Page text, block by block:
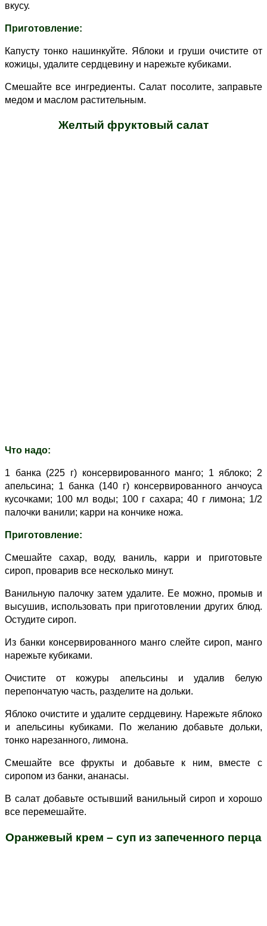
вкусу.
Приготовление:
Капусту тонко нашинкуйте. Яблоки и груши очистите от
кожицы, удалите сердцевину и нарежьте кубиками.
Смешайте все ингредиенты. Салат посолите, заправьте
медом и маслом растительным.
Желтый фруктовый салат
Что надо:
1 банка (225 г) консервированного манго; 1 яблоко; 2
апельсина; 1 банка (140 г) консервированного анчоуса
кусочками; 100 мл воды; 100 г сахара; 40 г лимона; 1/2
палочки ванили; карри на кончике ножа.
Приготовление:
Смешайте сахар, воду, ваниль, карри и приготовьте
сироп, проварив все несколько минут.
Ванильную палочку затем удалите. Ее можно, промыв и
высушив, использовать при приготовлении других блюд.
Остудите сироп.
Из банки консервированного манго слейте сироп, манго
нарежьте кубиками.
Очистите от кожуры апельсины и удалив белую
перепончатую часть, разделите на дольки.
Яблоко очистите и удалите сердцевину. Нарежьте яблоко
и апельсины кубиками. По желанию добавьте дольки,
тонко нарезанного, лимона.
Смешайте все фрукты и добавьте к ним, вместе с
сиропом из банки, ананасы.
В салат добавьте остывший ванильный сироп и хорошо
все перемешайте.
Оранжевый крем – суп из запеченного перца